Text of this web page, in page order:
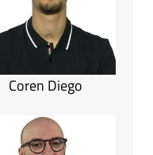
Coren Diego